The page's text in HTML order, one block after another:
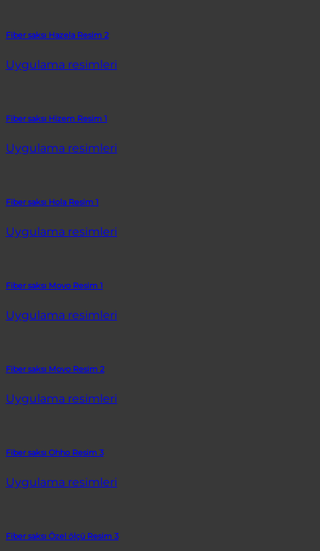
Fiber saksı Hazela Resim 2
Uygulama resimleri
Fiber saksı Hizem Resim 1
Uygulama resimleri
Fiber saksı Hola Resim 1
Uygulama resimleri
Fiber saksı Movo Resim 1
Uygulama resimleri
Fiber saksı Movo Resim 2
Uygulama resimleri
Fiber saksı Ohho Resim 3
Uygulama resimleri
Fiber saksı Özel ölçü Resim 3